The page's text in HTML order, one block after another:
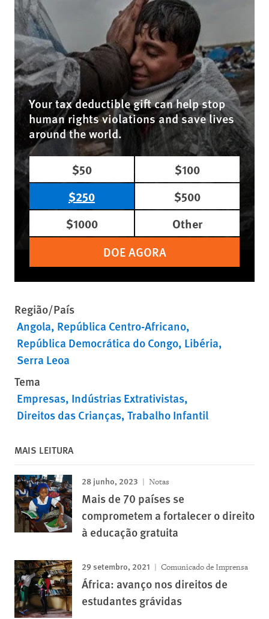
Your tax deductible gift can help stop
human rights violations and save lives
around the world.
$50
$100
$250
$500
$1000
Other
DOE AGORA
Região/País
Angola República Centro-Africano
República Democrática do Congo Libéria
Serra Leoa
Tema
Empresas Indústrias Extrativistas
Direitos das Crianças Trabalho Infantil
MAIS LEITURA
28 junho, 2023 Notas
Mais de 70 países se
comprometem a fortalecer o direito
à educação gratuita
29 setembro, 2021 Comunicado de Imprensa
África: avanço nos direitos de
estudantes grávidas